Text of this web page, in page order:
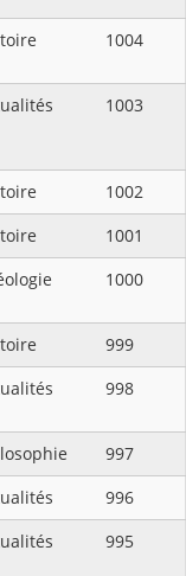
1004
1003
1002
1001
1000
999
998
997
996
995